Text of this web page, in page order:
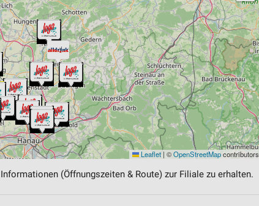
Leaflet | ©OpenStreetMapcontributors
(Öffnungszeiten & Route) zur Filiale zu erhalten.